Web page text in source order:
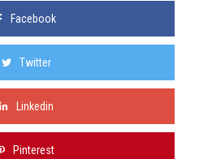
Facebook
Twitter
Linkedin
Pinterest